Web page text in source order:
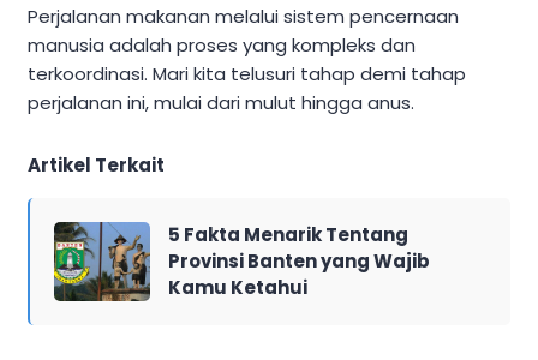
Perjalanan makanan melalui sistem pencernaan
manusia adalah proses yang kompleks dan
terkoordinasi. Mari kita telusuri tahap demi tahap
perjalanan ini, mulai dari mulut hingga anus.
Artikel Terkait
5 Fakta Menarik Tentang
Provinsi Banten yang Wajib
Kamu Ketahui